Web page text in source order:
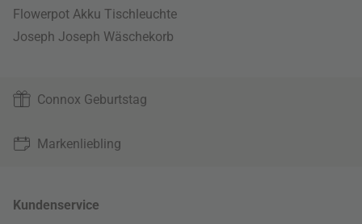
Flowerpot Akku Tischleuchte
Joseph Joseph Wäschekorb
Connox Geburtstag
Markenliebling
Kundenservice